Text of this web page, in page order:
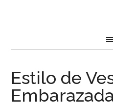
Estilo de